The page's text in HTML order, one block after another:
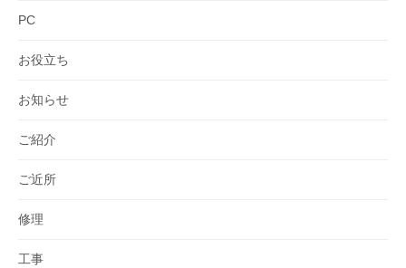
PC
お役立ち
お知らせ
ご紹介
ご近所
修理
工事